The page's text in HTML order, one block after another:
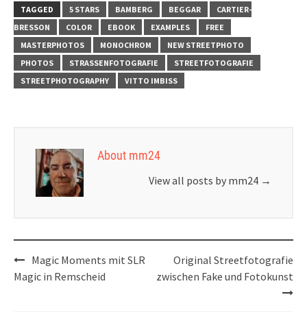
TAGGED
5 STARS BAMBERG BEGGAR
CARTIER-
BRESSON
COLOR EBOOK EXAMPLES
FREE
MASTERPHOTOS
MONOCHROM
NEW STREETPHOTO
PHOTOS
STRASSENFOTOGRAFIE
STREETFOTOGRAFIE
STREETPHOTOGRAPHY
VITTO IMBISS
About mm24
View all posts by mm24 →
Post
navigation
Magic Moments mit SLR
Magic in Remscheid
Original Streetfotografie
zwischen Fake und Fotokunst